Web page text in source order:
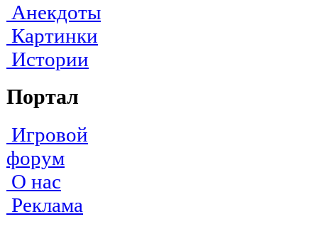
Анекдоты
Картинки
Истории
Портал
Игровой
форум
О нас
Реклама